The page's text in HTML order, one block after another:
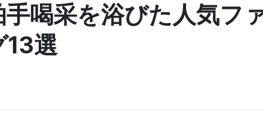
喝采を浴びた人気フ
13選